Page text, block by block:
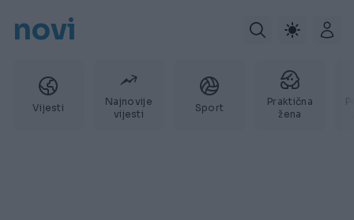
novi
Vijesti
Najnovije
vijesti
Sport
Praktična
žena